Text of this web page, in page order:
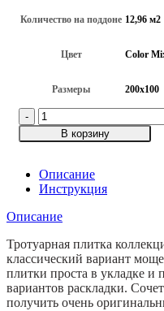
Количество на поддоне 12,96 м2
Цвет Color
Размеры 200х100
Количество
товара
Тротуарная
Прямоугольник,
Color
"Прайд",
мм
В корзину
Описание
Инструкция
Описание
Тротуарная плитка
классический вариант
плитки проста в укладке и
вариантов раскладки.
получить очень